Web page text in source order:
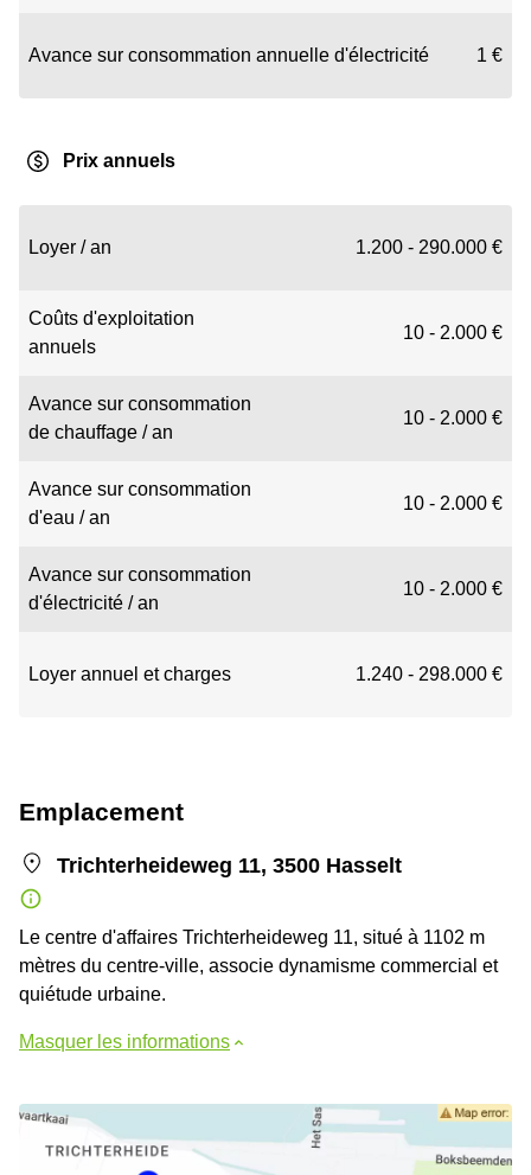
Avance sur consommation annuelle d'électricité 1 €
Prix annuels
Loyer / an 1.200 - 290.000 €
Coûts d'exploitation
annuels
10 - 2.000 €
Avance sur consommation
de chauffage / an
10 - 2.000 €
Avance sur consommation
d'eau / an
10 - 2.000 €
Avance sur consommation
d'électricité / an
10 - 2.000 €
Loyer annuel et charges 1.240 - 298.000 €
Emplacement
Trichterheideweg 11, 3500 Hasselt
Le centre d'affaires Trichterheideweg 11, situé à 1102 m
mètres du centre-ville, associe dynamisme commercial et
quiétude urbaine.
Masquer les informations